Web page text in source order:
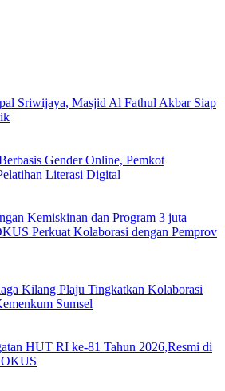
Sriwijaya, Masjid Al Fathul Akbar Siap
Gender Online, Pemkot
Literasi Digital
Kemiskinan dan Program 3 juta
Perkuat Kolaborasi dengan Pemprov
Kilang Plaju Tingkatkan Kolaborasi
Sumsel
HUT RI ke-81 Tahun 2026,Resmi di